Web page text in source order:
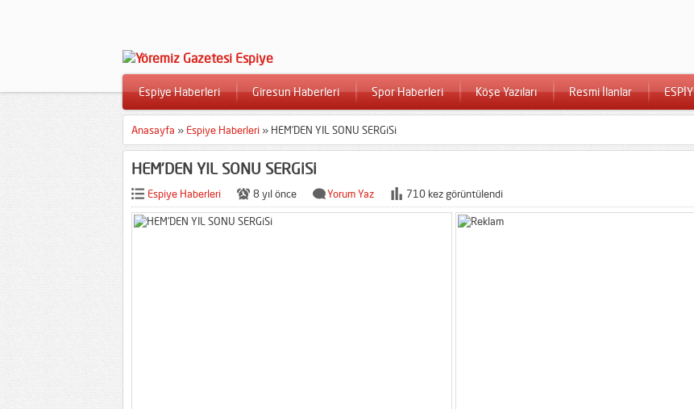
Espiye Haberleri Giresun Haberleri Spor Haberleri Köşe Yazıları Resmi İlanlar
Anasayfa » Espiye Haberleri » HEM’DEN YIL SONU SERGiSi
HEM’DEN YIL SONU SERGiSi
Espiye Haberleri 8 yıl önce Yorum Yaz 710 kez görüntülendi